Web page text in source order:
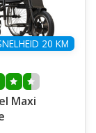
20 KM
Maxi